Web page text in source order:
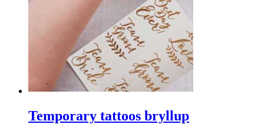
Temporary tattoos bryllup